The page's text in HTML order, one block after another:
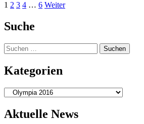
Seitennummerierung
der
Beiträge
1 2 3 4 … 6 Weiter
Suche
Suchen
nach:
Kategorien
Kategorien
Aktuelle News